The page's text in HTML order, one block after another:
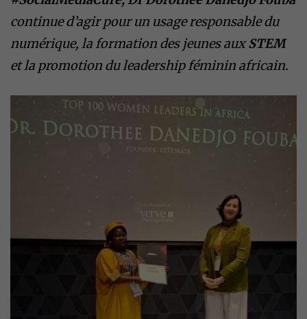
continue d’agir pour un usage responsable du
numérique, la formation des jeunes auxSTEM
et la promotion du leadership féminin africain.